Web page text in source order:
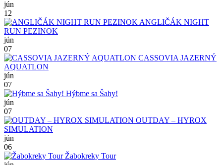
jún
12
ANGLIČÁK NIGHT
RUN PEZINOK
jún
07
CASSOVIA JAZERNÝ
AQUATLON
jún
07
Hýbme sa Šahy!
jún
07
OUTDAY – HYROX
SIMULATION
jún
06
Žabokreky Tour